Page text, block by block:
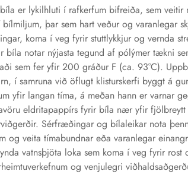
er lykilhluti í rafkerfum bifreiða, sem
þar sem hart veður og varanlegar
koma í veg fyrir stuttlykkjur og vernda
notar nýjasta tegund af pólýmer tækni
sem fer yfir 200 gráður F (ca. 93°C).
í samruna við öflugt klisturskerfi byggt á
yfir langan tíma, á meðan hann er varnar
eldritapappírs fyrir bíla nær yfir
Sérfræðingar og bílaleikar nota
og veita tímabundnar eða varanlegar
vatnsþjöta loka sem koma í veg fyrir
og venjulegri